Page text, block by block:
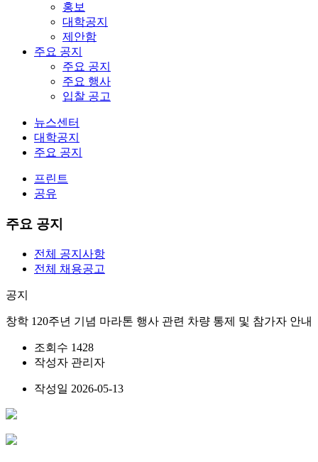
홍보
대학공지
제안함
주요 공지
주요 공지
주요 행사
입찰 공고
뉴스센터
대학공지
주요 공지
프린트
공유
주요 공지
전체 공지사항
전체 채용공고
공지
창학 120주년 기념 마라톤 행사 관련 차량 통제 및 참가자 안내
조회수 1428
작성자 관리자
작성일 2026-05-13